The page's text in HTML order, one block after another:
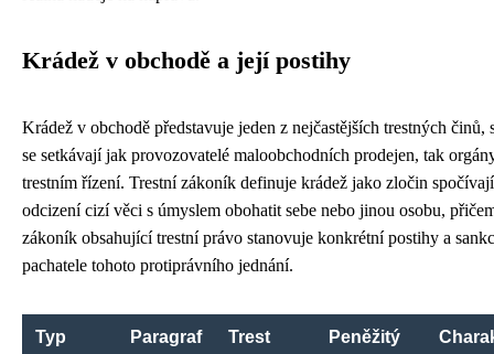
Krádež v obchodě a její postihy
Krádež v obchodě představuje jeden z nejčastějších trestných činů,
se setkávají jak provozovatelé maloobchodních prodejen, tak
trestním řízení. Trestní zákoník definuje krádež jako zločin
odcizení cizí věci s úmyslem obohatit sebe nebo jinou osobu,
zákoník obsahující trestní právo stanovuje konkrétní postihy a
pachatele tohoto protiprávního jednání.
Typ
Paragraf
Trest
Peněžitý